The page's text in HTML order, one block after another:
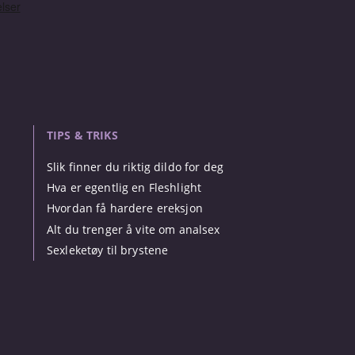
TIPS & TRIKS
Slik finner du riktig dildo for deg
Hva er egentlig en Fleshlight
Hvordan få hardere ereksjon
Alt du trenger å vite om analsex
Sexleketøy til brystene